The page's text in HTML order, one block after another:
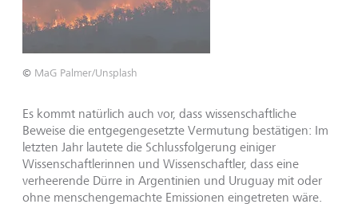
© MaG Palmer/Unsplash
Es kommt natürlich auch vor, dass wissenschaftliche
Beweise die entgegengesetzte Vermutung bestätigen: Im
letzten Jahr lautete die Schlussfolgerung einiger
Wissenschaftlerinnen und Wissenschaftler, dass eine
verheerende Dürre in Argentinien und Uruguay mit oder
ohne menschengemachte Emissionen eingetreten wäre.